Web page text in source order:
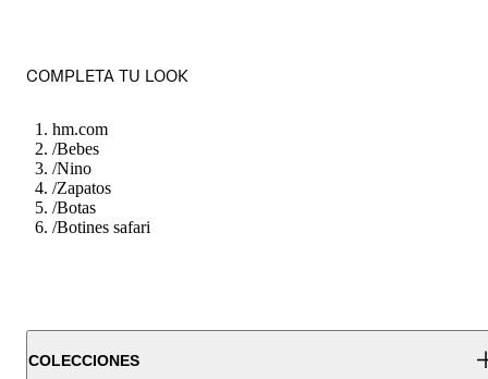
COMPLETA TU LOOK
hm.com
/Bebes
/Nino
/Zapatos
/Botas
/Botines safari
COLECCIONES